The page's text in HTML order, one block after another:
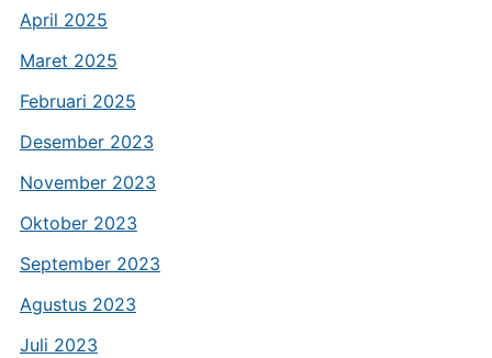
April 2025
Maret 2025
Februari 2025
Desember 2023
November 2023
Oktober 2023
September 2023
Agustus 2023
Juli 2023